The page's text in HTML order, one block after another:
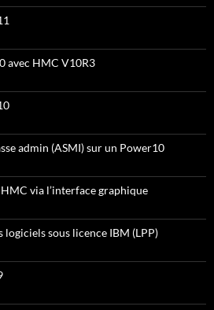
avec HMC V10R3
admin (ASMI) sur un Power10
via l’interface graphique
logiciels sous licence IBM (LPP)